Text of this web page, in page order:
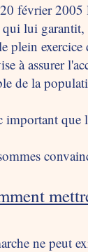
février 2005
lui garantit,
plein exercice
à assurer
de la
important que
ne peut